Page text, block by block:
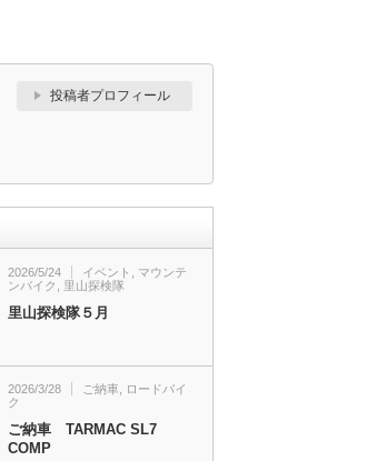
投稿者プロフィール
2026/5/24 イベント
マウンテ
ンバイク
里山探検隊
里山探検隊５月
2026/3/28 ご納車
ロードバイ
ク
ご納車 TARMAC SL7
COMP